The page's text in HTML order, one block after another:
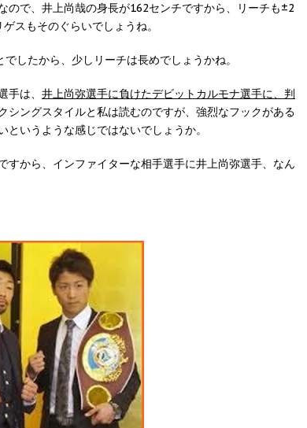
ので、井上尚哉の身長が162センチですから、リーチも±2
スもそのぐらいでしょうね。
したから、少しリーチは長めでしょうかね。
は、 井上尚弥選手に負けたデビットカルモナ選手に、判
シングスタイルと私は読むのですが、強烈なフックがある
いうような感じではないでしょうか。
すから、インファイターな相手選手に井上尚弥選手、なん